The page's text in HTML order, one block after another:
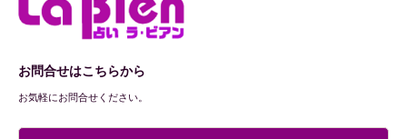
お問合せはこちらから
お気軽にお問合せください。